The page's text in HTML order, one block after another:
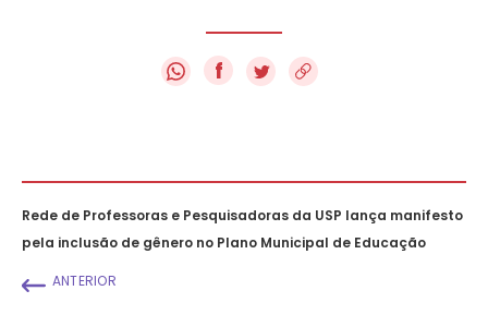
f
Rede de Professoras e Pesquisadoras da USP lança manifesto
pela inclusão de gênero no Plano Municipal de Educação
ANTERIOR